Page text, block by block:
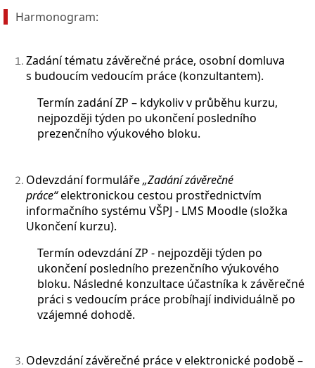
Harmonogram:
Zadání tématu závěrečné práce, osobní domluva
s budoucím vedoucím práce (konzultantem).
Termín zadání ZP – kdykoliv v průběhu kurzu,
nejpozději týden po ukončení posledního
prezenčního výukového bloku.
Odevzdání formuláře„Zadání závěrečné
práce“elektronickou cestou prostřednictvím
informačního systému VŠPJ - LMS Moodle (složka
Ukončení kurzu).
Termín odevzdání ZP - nejpozději týden po
ukončení posledního prezenčního výukového
bloku. Následné konzultace účastníka k závěrečné
práci s vedoucím práce probíhají individuálně po
vzájemné dohodě.
Odevzdání závěrečné práce v elektronické podobě –